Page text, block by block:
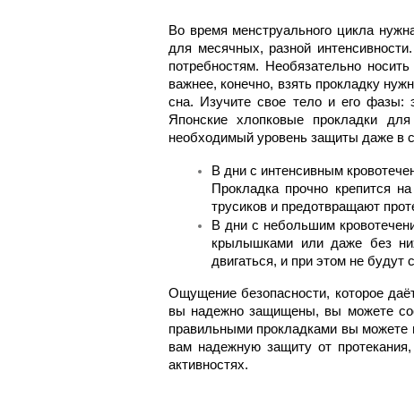
Во время менструального цикла
для месячных, разной
потребностям. Необязательно
важнее, конечно, взять прокладку
сна. Изучите свое тело и его фазы:
Японские хлопковые прокладки
необходимый уровень защиты даже в
В дни с интенсивным
Прокладка прочно крепится
трусиков и предотвращают
В дни с небольшим
крылышками или даже без
двигаться, и при этом не
Ощущение безопасности, которое
вы надежно защищены, вы можете
правильными прокладками вы можете
вам надежную защиту от
активностях.